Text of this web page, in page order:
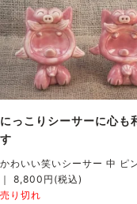
にっこりシーサーに心も
す
かわいい笑いシーサー 中 ピ
｜ 8,800円(税込)
売り切れ